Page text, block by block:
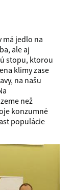
má jedlo na
ale aj
stopu, ktorou
klímy zase
na našu
než
konzumné
populácie